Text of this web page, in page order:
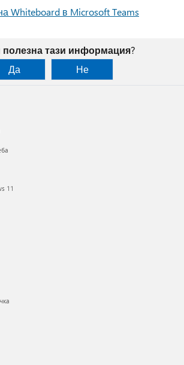
Whiteboard в Microsoft Teams
тази информация?
Да
Не
11